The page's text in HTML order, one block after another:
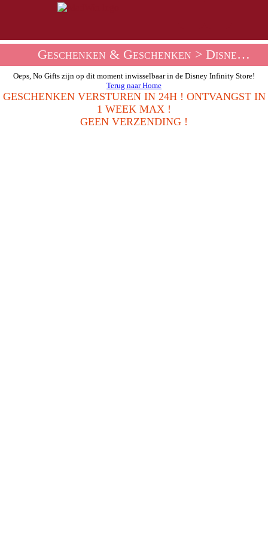
Geschenken & Geschenken > Disney Infinity Cadeauwinkel
Oeps, No Gifts zijn op dit moment inwisselbaar in de Disney Infinity Store!
Terug naar Home
GESCHENKEN VERSTUREN IN 24H ! ONTVANGST IN
1 WEEK MAX !
GEEN VERZENDING !